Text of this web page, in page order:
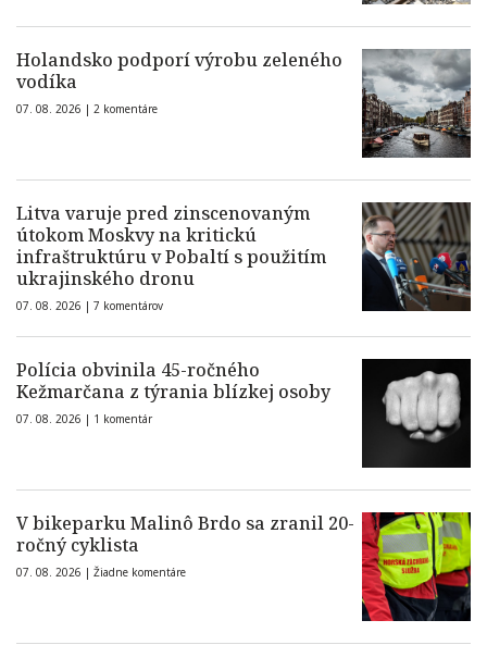
Holandsko podporí výrobu zeleného
vodíka
07. 08. 2026 | 2 komentáre
Litva varuje pred zinscenovaným
útokom Moskvy na kritickú
infraštruktúru v Pobaltí s použitím
ukrajinského dronu
07. 08. 2026 | 7 komentárov
Polícia obvinila 45-ročného
Kežmarčana z týrania blízkej osoby
07. 08. 2026 | 1 komentár
V bikeparku Malinô Brdo sa zranil 20-
ročný cyklista
07. 08. 2026 | Žiadne komentáre